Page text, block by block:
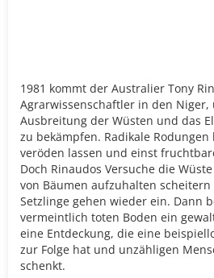
1981 kommt der Australier Tony
Agrarwissenschaftler in den Niger,
Ausbreitung der Wüsten und das
zu bekämpfen. Radikale Rodungen
veröden lassen und einst
Doch Rinaudos Versuche die
von Bäumen aufzuhalten
Setzlinge gehen wieder ein. Dann
vermeintlich toten Boden ein
eine Entdeckung, die eine
zur Folge hat und unzähligen
schenkt.